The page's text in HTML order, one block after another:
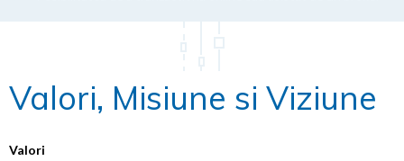
Valori, Misiune si Viziune
Valori